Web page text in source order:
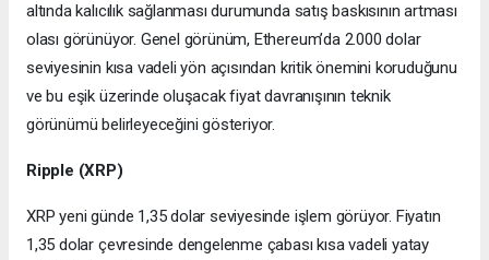
altında kalıcılık sağlanması durumunda satış baskısının artması
olası görünüyor. Genel görünüm, Ethereum’da 2.000 dolar
seviyesinin kısa vadeli yön açısından kritik önemini koruduğunu
ve bu eşik üzerinde oluşacak fiyat davranışının teknik
görünümü belirleyeceğini gösteriyor.
Ripple (XRP)
XRP yeni günde 1,35 dolar seviyesinde işlem görüyor. Fiyatın
1,35 dolar çevresinde dengelenme çabası kısa vadeli yatay